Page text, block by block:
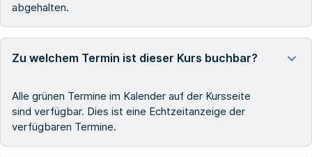
abgehalten.
Zu welchem Termin ist dieser Kurs buchbar?
Alle grünen Termine im Kalender auf der Kursseite
sind verfügbar. Dies ist eine Echtzeitanzeige der
verfügbaren Termine.